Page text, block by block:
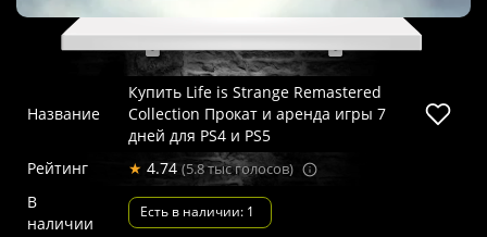
Название
Купить Life is Strange Remastered
Collection Прокат и аренда игры 7
дней для PS4 и PS5
Рейтинг
★ 4.74 (5.8 тыс голосов)
В
наличии
Есть в наличии: 1